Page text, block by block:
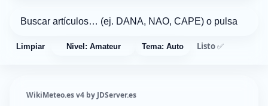
Limpiar Nivel: Amateur Tema: Auto Listo ✅
WikiMeteo.es v4 by JDServer.es